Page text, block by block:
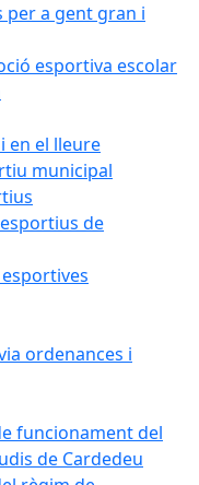
per a gent gran i
esportiva escolar
en el lleure
municipal
de
ordenances i
funcionament del
de Cardedeu